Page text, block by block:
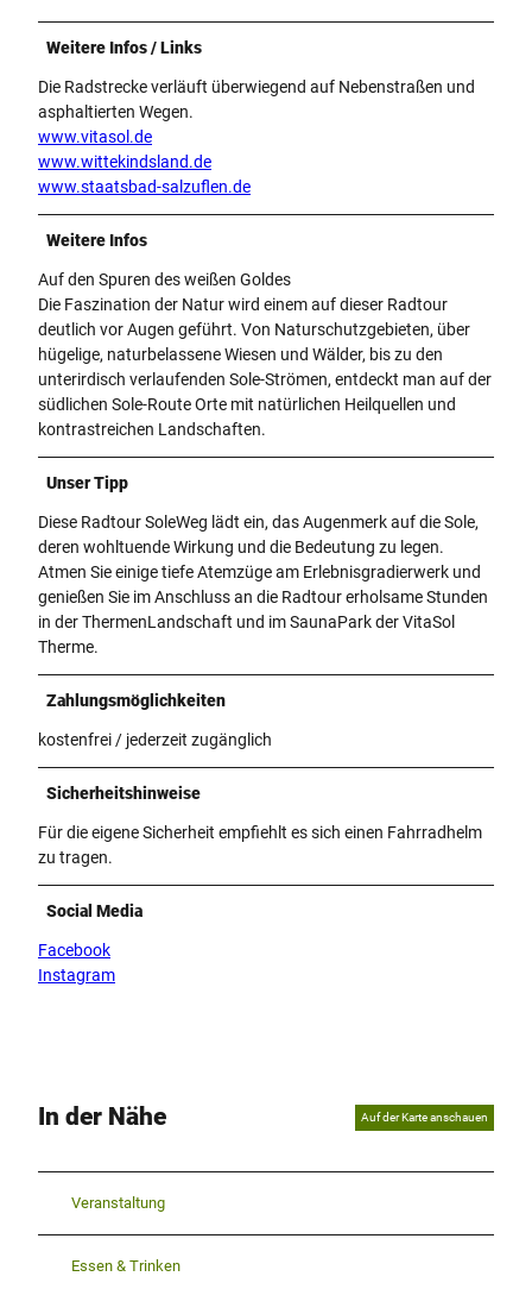
Weitere Infos / Links
Die Radstrecke verläuft überwiegend auf Nebenstraßen und
asphaltierten Wegen.
www.vitasol.de
www.wittekindsland.de
www.staatsbad-salzuflen.de
Weitere Infos
Auf den Spuren des weißen Goldes
Die Faszination der Natur wird einem auf dieser Radtour
deutlich vor Augen geführt. Von Naturschutzgebieten, über
hügelige, naturbelassene Wiesen und Wälder, bis zu den
unterirdisch verlaufenden Sole-Strömen, entdeckt man auf der
südlichen Sole-Route Orte mit natürlichen Heilquellen und
kontrastreichen Landschaften.
Unser Tipp
Diese Radtour SoleWeg lädt ein, das Augenmerk auf die Sole,
deren wohltuende Wirkung und die Bedeutung zu legen.
Atmen Sie einige tiefe Atemzüge am Erlebnisgradierwerk und
genießen Sie im Anschluss an die Radtour erholsame Stunden
in der ThermenLandschaft und im SaunaPark der VitaSol
Therme.
Zahlungsmöglichkeiten
kostenfrei / jederzeit zugänglich
Sicherheitshinweise
Für die eigene Sicherheit empfiehlt es sich einen Fahrradhelm
zu tragen.
Social Media
Facebook
Instagram
In der Nähe Auf der Karte anschauen
Veranstaltung
Essen & Trinken